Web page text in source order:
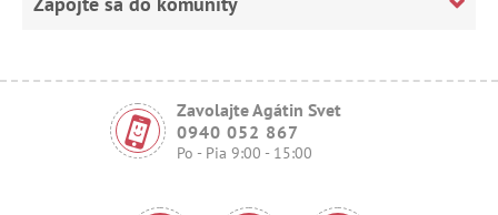
Zavolajte Agátin Svet
0940 052 867
Po - Pia 9:00 - 15:00